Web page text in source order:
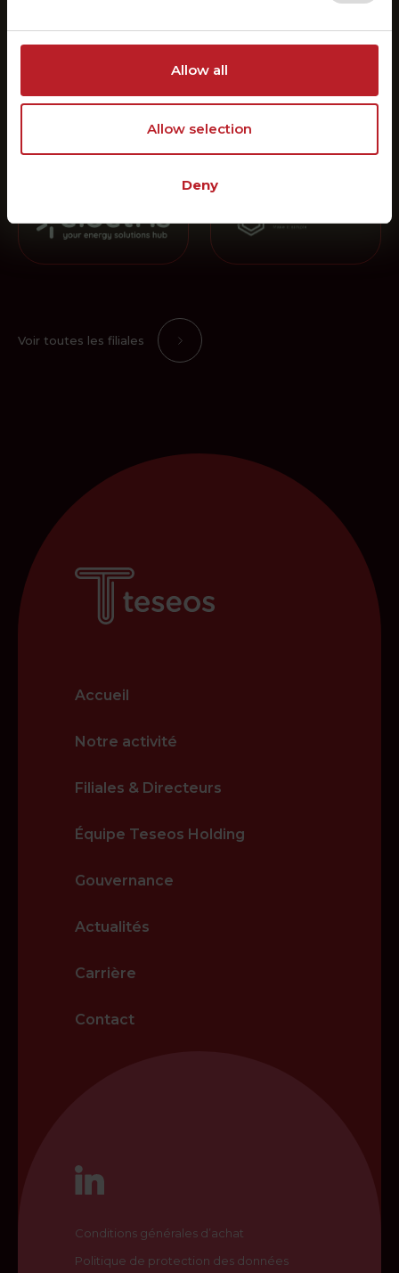
Allow all
Allow selection
Deny
Voir toutes les filiales
Accueil
Notre activité
Filiales & Directeurs
Équipe Teseos Holding
Gouvernance
Actualités
Carrière
Contact
Conditions générales d’achat
Politique de protection des données